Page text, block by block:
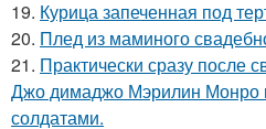
19. Курица запеченная под
20. Плед из маминого
21. Практически сразу после
Джо димаджо Мэрилин Монро
солдатами.